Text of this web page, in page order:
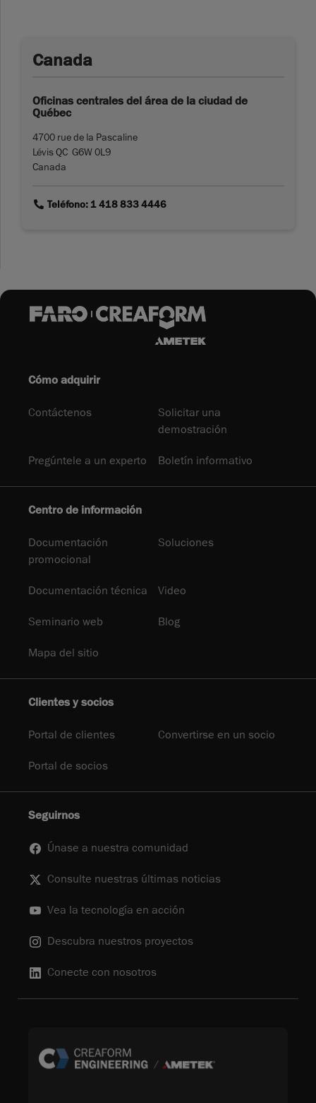
Canada
Oficinas centrales del área de la ciudad de
Québec
4700 rue de la Pascaline
Lévis QC G6W 0L9
Canada
linkTeléfono: 1 418 833 4446
Cómo adquirir
Contáctenos
Solicitar una
demostración
Pregúntele a un experto Boletín informativo
Centro de información
Documentación
promocional
Soluciones
Documentación técnica Video
Seminario web Blog
Mapa del sitio
Clientes y socios
Portal de clientes Convertirse en un socio
Portal de socios
Seguirnos
Únase a nuestra comunidad
Consulte nuestras últimas noticias
Vea la tecnología en acción
Descubra nuestros proyectos
Conecte con nosotros